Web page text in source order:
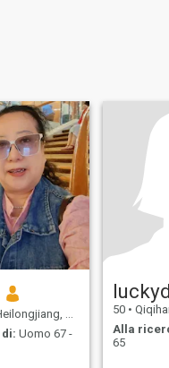
Cina
Uomo 67 -
50 • Qiqihar,
Alla
65